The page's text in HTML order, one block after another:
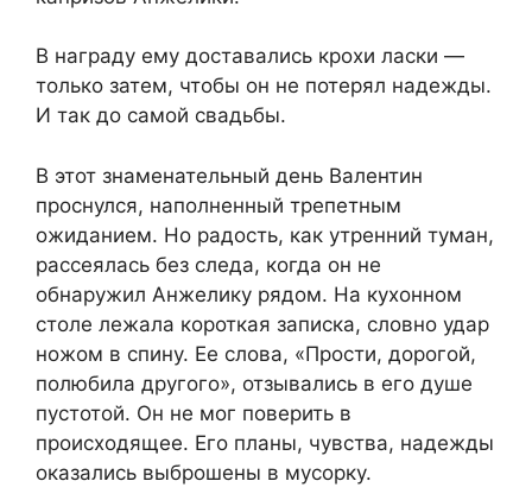
В награду ему доставались крохи ласки —
только затем, чтобы он не потерял надежды.
И так до самой свадьбы.
В этот знаменательный день Валентин
проснулся, наполненный трепетным
ожиданием. Но радость, как утренний туман,
рассеялась без следа, когда он не
обнаружил Анжелику рядом. На кухонном
столе лежала короткая записка, словно удар
ножом в спину. Ее слова, «Прости, дорогой,
полюбила другого», отзывались в его душе
пустотой. Он не мог поверить в
происходящее. Его планы, чувства, надежды
оказались выброшены в мусорку.